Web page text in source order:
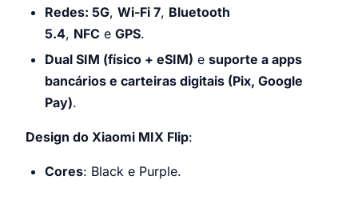
Redes: 5G, Wi-Fi 7, Bluetooth
5.4, NFC e GPS.
Dual SIM (físico + eSIM) e suporte a apps
bancários e carteiras digitais (Pix, Google
Pay).
Design do Xiaomi MIX Flip:
Cores: Black e Purple.